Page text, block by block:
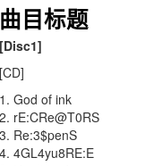
曲目标题
[Disc1]
[CD]
1. God of ink
2. rE:CRe@T0RS
3. Re:3$penS
4. 4GL4yu8RE:E